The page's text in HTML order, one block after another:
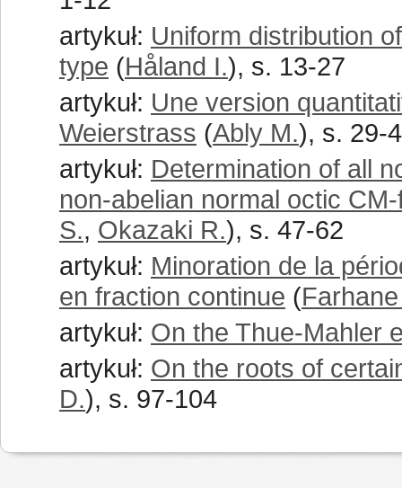
artykuł: Uniform distribution
type (Håland I.), s. 13-27
artykuł: Une version
Weierstrass (Ably M.), s. 29-
artykuł: Determination of all
non-abelian normal octic
S., Okazaki R.), s. 47-62
artykuł: Minoration de la
en fraction continue (
artykuł: On the Thue-Mahler
artykuł: On the roots of
D.), s. 97-104